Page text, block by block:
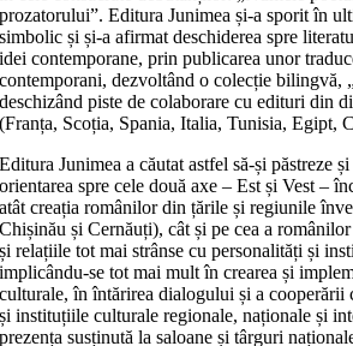
prozatorului”. Editura Junimea și-a sporit în
simbolic și și-a afirmat deschiderea spre
idei contemporane, prin publicarea unor
contemporani, dezvoltând o colecție bilingvă,
deschizând piste de colaborare cu edituri din
(Franța, Scoția, Spania, Italia, Tunisia, Egipt,
Editura Junimea a căutat astfel să-și păstreze
orientarea spre cele două axe – Est și Vest –
atât creația românilor din țările și regiunile
Chișinău și Cernăuți), cât și pe cea a
și relațiile tot mai strânse cu personalități și
implicându-se tot mai mult în crearea și
culturale, în întărirea dialogului și a cooperării
și instituțiile culturale regionale, naționale și
prezența susținută la saloane și târguri